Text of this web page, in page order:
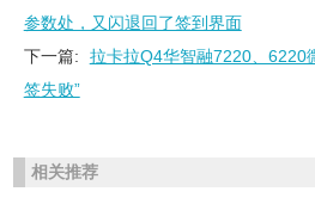
参数处，又闪退回了签到界面
下一篇:
拉卡拉Q4华智融7220、6220
签失败”
相关推荐